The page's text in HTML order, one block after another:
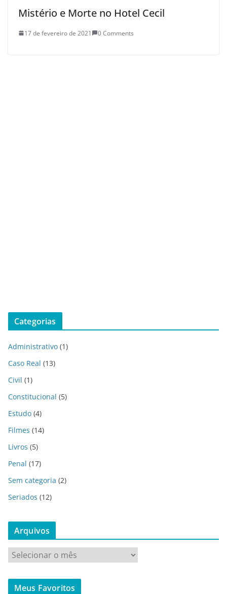
Mistério e Morte no Hotel Cecil
17 de fevereiro de 2021 0 Comments
Categorias
Administrativo (1)
Caso Real (13)
Civil (1)
Constitucional (5)
Estudo (4)
Filmes (14)
Livros (5)
Penal (17)
Sem categoria (2)
Seriados (12)
Arquivos
r
q
Meus Favoritos